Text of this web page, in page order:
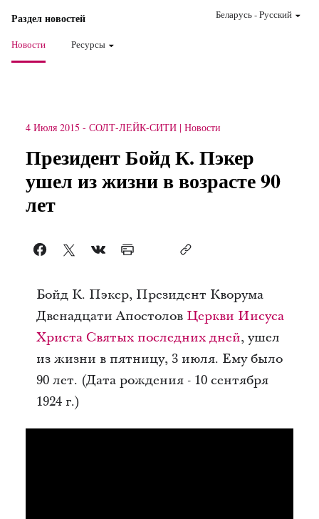
Раздел новостей
Новости Ресурсы
Беларусь-Pусский
4 Июля 2015 - СОЛТ-ЛЕЙК-СИТИ Новости
Президент Бойд К. Пэкер
ушел из жизни в возрасте 90
лет
Бойд К. Пэкер, Президент Кворума
Двенадцати Апостолов Церкви Иисуса
Христа Святых последних дней, ушел
из жизни в пятницу, 3 июля. Ему было
90 лет. (Дата рождения - 10 сентября
1924 г.)